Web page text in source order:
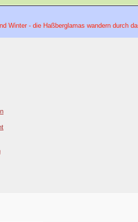
Winter - die Haßberglamas wandern durch